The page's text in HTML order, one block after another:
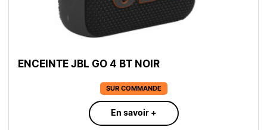
ENCEINTE JBL GO 4 BT NOIR
SUR COMMANDE
En savoir +